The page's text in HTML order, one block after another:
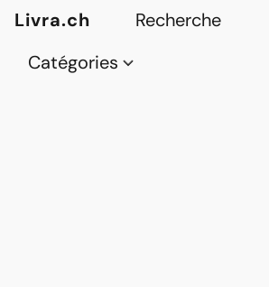
Livra.ch
Catégories